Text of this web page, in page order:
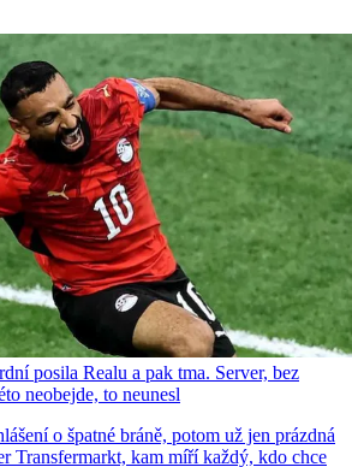
posila Realu a pak tma. Server, bez
neobejde, to neunesl
o špatné bráně, potom už jen prázdná
Transfermarkt, kam míří každý, kdo chce